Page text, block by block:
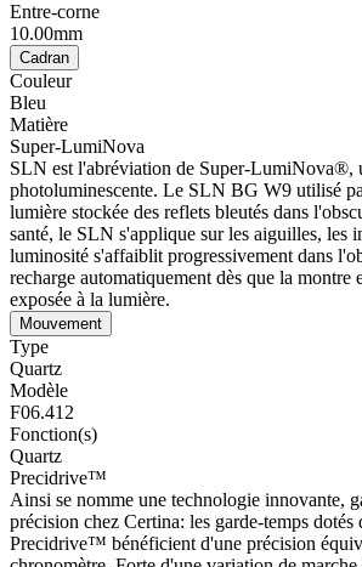
Entre-corne
10.00mm
Cadran
Couleur
Bleu
Matière
Super-LumiNova
SLN est l'abréviation de Super-LumiNova®,
photoluminescente. Le SLN BG W9 utilisé
lumière stockée des reflets bleutés dans
santé, le SLN s'applique sur les aiguilles, les
luminosité s'affaiblit progressivement dans
recharge automatiquement dès que la montre
exposée à la lumière.
Mouvement
Type
Quartz
Modèle
F06.412
Fonction(s)
Quartz
Precidrive™
Ainsi se nomme une technologie innovante,
précision chez Certina: les garde-temps dotés
Precidrive™ bénéficient d'une précision